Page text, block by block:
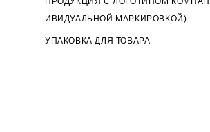
ИВИДУАЛЬНОЙ МАРКИРОВКОЙ)
УПАКОВКА ДЛЯ ТОВАРА